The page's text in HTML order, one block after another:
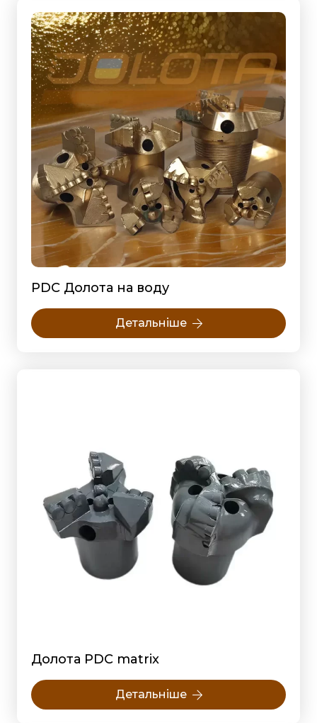
PDC Долота на воду
Детальніше
Долота PDC matrix
Детальніше